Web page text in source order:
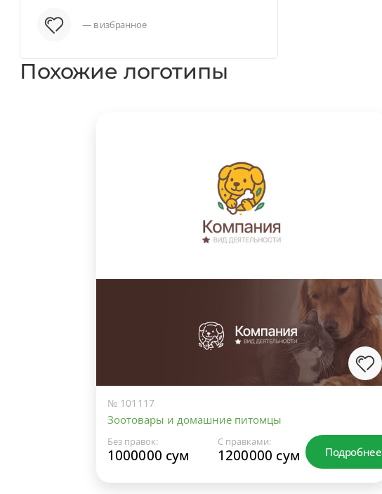
— в избранное
Похожие логотипы
№ 101117
Зоотовары и домашние питомцы
Без правок:
1000000 сум
С правками:
1200000 сум Подробнее